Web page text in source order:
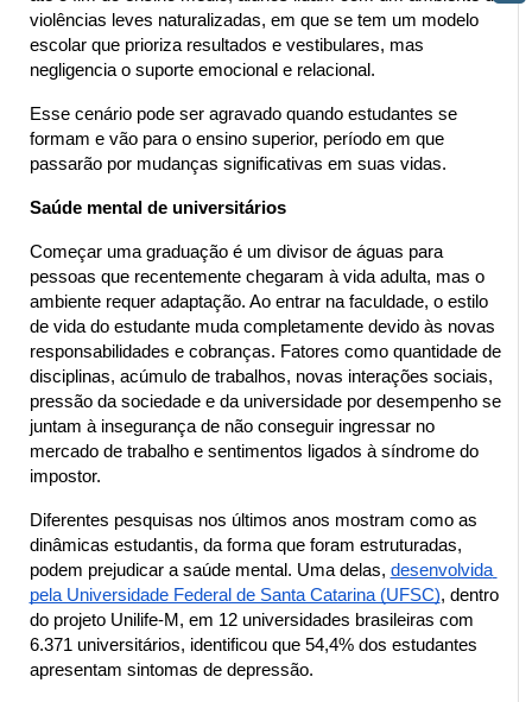
violências leves naturalizadas, em que se tem um modelo
escolar que prioriza resultados e vestibulares, mas
negligencia o suporte emocional e relacional.
Esse cenário pode ser agravado quando estudantes se
formam e vão para o ensino superior, período em que
passarão por mudanças significativas em suas vidas.
Saúde mental de universitários
Começar uma graduação é um divisor de águas para
pessoas que recentemente chegaram à vida adulta, mas o
ambiente requer adaptação. Ao entrar na faculdade, o estilo
de vida do estudante muda completamente devido às novas
responsabilidades e cobranças. Fatores como quantidade de
disciplinas, acúmulo de trabalhos, novas interações sociais,
pressão da sociedade e da universidade por desempenho se
juntam à insegurança de não conseguir ingressar no
mercado de trabalho e sentimentos ligados à síndrome do
impostor.
Diferentes pesquisas nos últimos anos mostram como as
dinâmicas estudantis, da forma que foram estruturadas,
podem prejudicar a saúde mental. Uma delas, desenvolvida
pela Universidade Federal de Santa Catarina (UFSC), dentro
do projeto Unilife-M, em 12 universidades brasileiras com
6.371 universitários, identificou que 54,4% dos estudantes
apresentam sintomas de depressão.